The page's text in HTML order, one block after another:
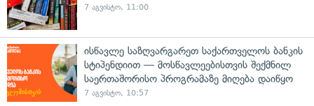
7 აგვისტო, 11:00
ისწავლე საზღვარგარეთ საქართველოს ბანკის
სტიპენდიით — მოსწავლეებისთვის შექმნილ
საერთაშორისო პროგრამაზე მიღება დაიწყო
7 აგვისტო, 10:57